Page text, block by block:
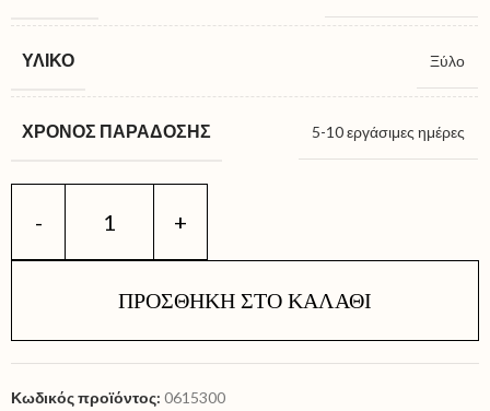
ΥΛΙΚΌ Ξύλο
ΧΡΌΝΟΣ ΠΑΡΆΔΟΣΗΣ 5-10 εργάσιμες ημέρες
ΠΡΟΣΘΉΚΗ ΣΤΟ ΚΑΛΆΘΙ
Κωδικός προϊόντος: 0615300